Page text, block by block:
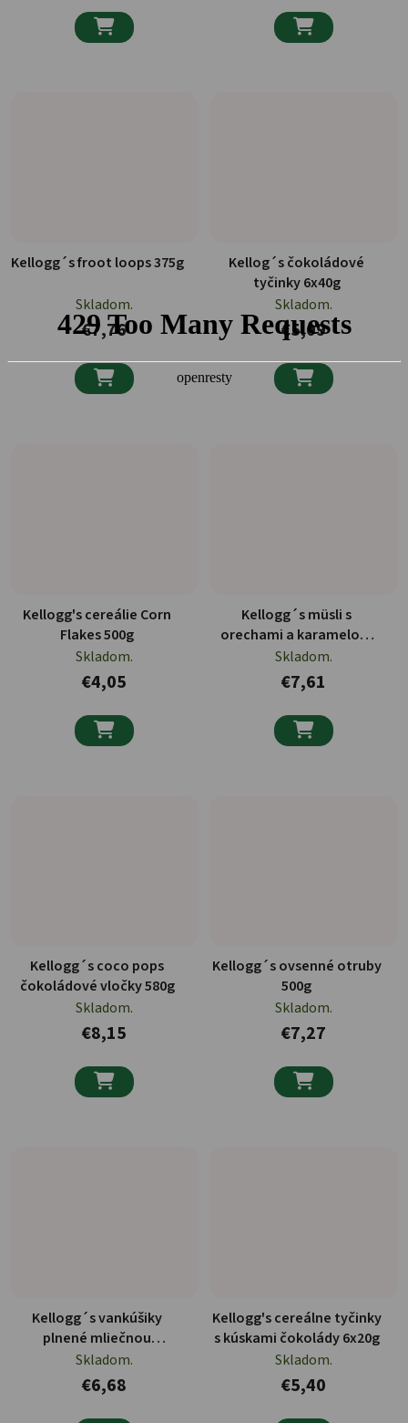
 
Kellogg´s froot loops 375g
Skladom.
€7,76

Kellog´s čokoládové
tyčinky 6x40g
Skladom.
€5,09

Kellogg's cereálie Corn
Flakes 500g
Skladom.
€4,05

Kellogg´s müsli s
orechami a karamelom
375g
Skladom.
€7,61

Kellogg´s coco pops
čokoládové vločky 580g
Skladom.
€8,15

Kellogg´s ovsenné otruby
500g
Skladom.
€7,27

Kellogg´s vankúšiky
plnené mliečnou
čokoládou 410g
Skladom.
€6,68
Kellogg's cereálne tyčinky
s kúskami čokolády 6x20g
Skladom.
€5,40